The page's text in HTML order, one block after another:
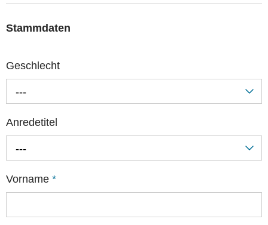
Stammdaten
Geschlecht
---
Anredetitel
---
Vorname *